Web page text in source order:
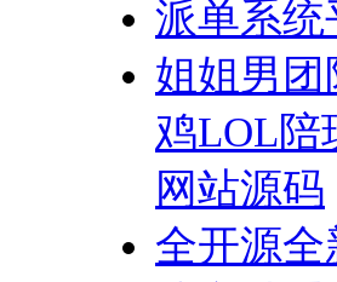
派单系统
姐姐男
鸡LOL陪
网站源码
全开源